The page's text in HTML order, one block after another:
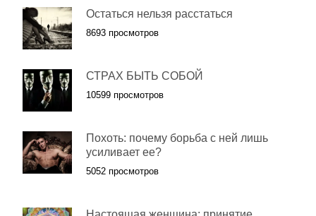
Остаться нельзя расстаться
8693 просмотров
СТРАХ БЫТЬ СОБОЙ
10599 просмотров
Похоть: почему борьба с ней лишь
усиливает ее?
5052 просмотров